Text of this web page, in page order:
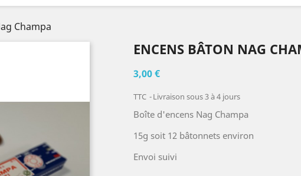
Champa
ENCENS BÂTON NAG
3,00 €
TTC Livraison sous 3 à 4 jours
Boîte d'encens Nag Champa
15g soit 12 bâtonnets environ
Envoi suivi